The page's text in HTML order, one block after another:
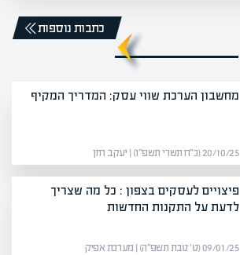
כתבות נוספות
מחשבון הערכת שווי עסק: המדריך המקיף
20/10/25 (כ״ח תשרי תשפ״ו) | יעקב חזן
פיצויים לעסקים בצפון : כל מה שצריך
לדעת על התקנות החדשות
09/01/25 (ט׳ טבת תשפ״ה) | מערכת אפיק